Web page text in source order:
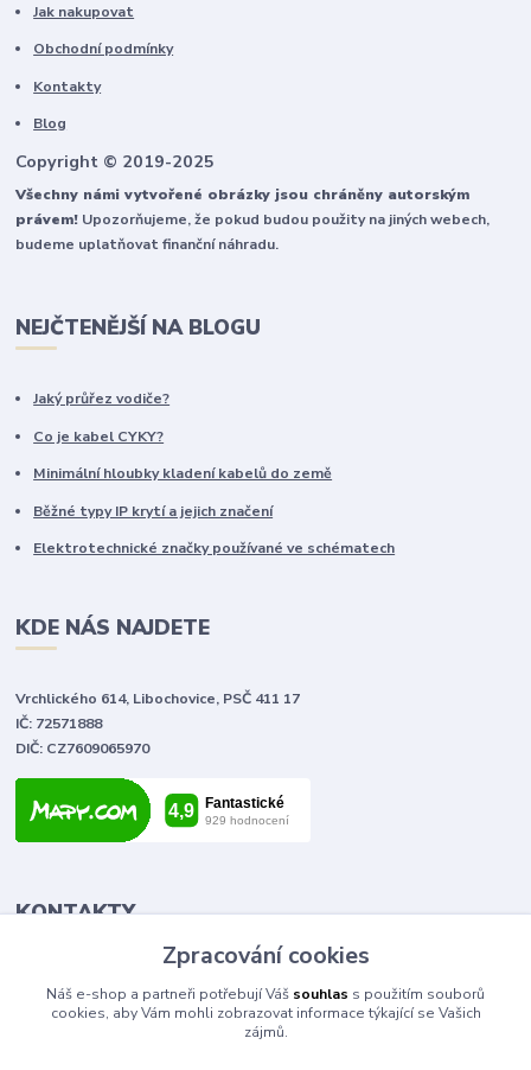
Jak nakupovat
Obchodní podmínky
Kontakty
Blog
Copyright © 2019-2025
Všechny námi vytvořené obrázky jsou chráněny autorským
právem! Upozorňujeme, že pokud budou použity na jiných webech,
budeme uplatňovat finanční náhradu.
NEJČTENĚJŠÍ NA BLOGU
Jaký průřez vodiče?
Co je kabel CYKY?
Minimální hloubky kladení kabelů do země
Běžné typy IP krytí a jejich značení
Elektrotechnické značky používané ve schématech
KDE NÁS NAJDETE
Vrchlického 614, Libochovice, PSČ 411 17
IČ: 72571888
DIČ: CZ7609065970
KONTAKTY
Tomáš Vlček
+420 702 090 443
volejte od 9,00 - 20,00 hod
Zpracování cookies
Náš e-shop a partneři potřebují Váš souhlas s použitím souborů
cookies, aby Vám mohli zobrazovat informace týkající se Vašich
zájmů.